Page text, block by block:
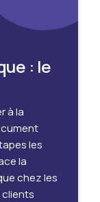
: le
à la
les
la
chez les